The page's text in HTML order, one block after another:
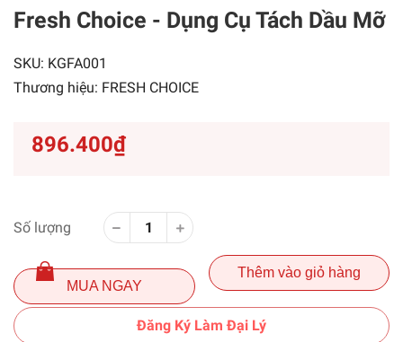
Fresh Choice - Dụng Cụ Tách Dầu Mỡ
SKU: KGFA001
Thương hiệu: FRESH CHOICE
896.400₫
Số lượng
MUA NGAY
Thêm vào giỏ hàng
Đăng Ký Làm Đại Lý